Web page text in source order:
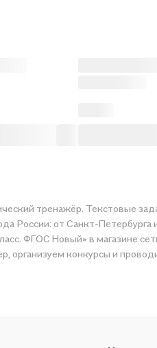
тренажёр. Текстовые
России: от Санкт-
ФГОС Новый» в магазине
организуем конкурсы и